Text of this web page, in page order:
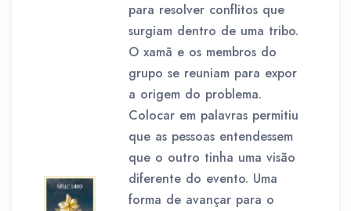
para resolver conflitos que
surgiam dentro de uma tribo.
O xamã e os membros do
grupo se reuniam para expor
a origem do problema.
Colocar em palavras permitiu
que as pessoas entendessem
que o outro tinha uma visão
diferente do evento. Uma
forma de avançar para o